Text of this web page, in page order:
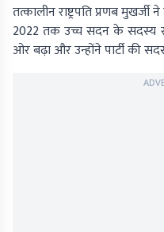
तत्कालीन राष्ट्रपति प्रणब
2022 तक उच्च सदन के सदस्य
ओर बढ़ा और उन्होंने पार्टी की